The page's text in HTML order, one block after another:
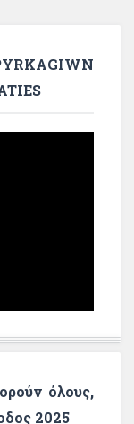
όλους,
2025